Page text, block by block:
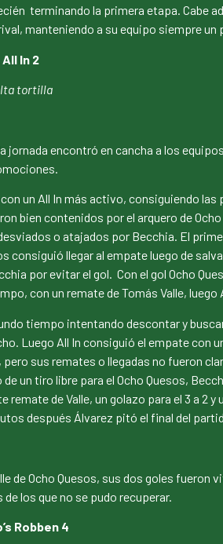
terminando la primera etapa. Cabe
manteniendo a su equipo siempre un
In 2
tortilla
jornada encontró en cancha a los
un All In más activo, consiguiendo
bien contenidos por el arquero de
o atajados por Becchia. El
consiguió llegar al empate luego de
por evitar el gol. Con el gol Ocho
con un remate de Tomás Valle,
tiempo intentando descontar y
Luego All In consiguió el empate con
sus remates o llegadas no fueron
un tiro libre para el Ocho Quesos,
remate de Valle, un golazo para el 3 a 2
después Álvarez pitó el final del
de Ocho Quesos, sus dos goles fueron
los que no se pudo recuperar.
Robben 4